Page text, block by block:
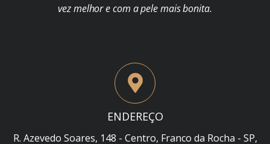
vez melhor e com a pele mais bonita.
ENDEREÇO
R. Azevedo Soares, 148 - Centro, Franco da Rocha - SP,